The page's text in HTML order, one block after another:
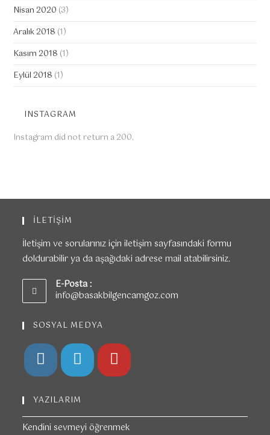
Nisan 2020 (3)
Aralık 2018 (1)
Kasım 2018 (1)
Eylül 2018 (1)
INSTAGRAM
Instagram did not return a 200.
İLETİŞİM
İletişim ve sorularınız için iletişim sayfasındaki formu
doldurabilir ya da aşağıdaki adrese mail atabilirsiniz.
E-Posta :
info@basakbilgencamgoz.com
SOSYAL MEDYA
YAZILARIM
Kendini sevmeyi öğrenmek